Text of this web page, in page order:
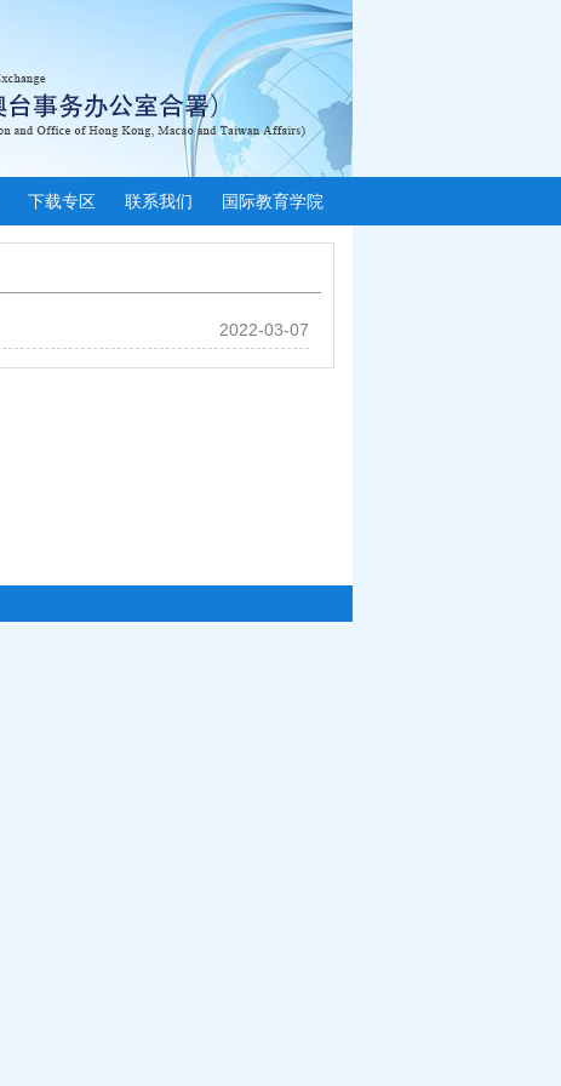
下载专区 联系我们 国际教育学院
2022-03-07